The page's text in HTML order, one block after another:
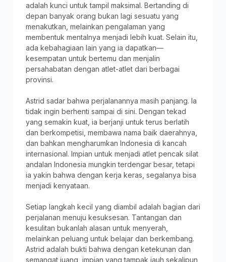
adalah kunci untuk tampil maksimal. Bertanding di
depan banyak orang bukan lagi sesuatu yang
menakutkan, melainkan pengalaman yang
membentuk mentalnya menjadi lebih kuat. Selain itu,
ada kebahagiaan lain yang ia dapatkan—
kesempatan untuk bertemu dan menjalin
persahabatan dengan atlet-atlet dari berbagai
provinsi.
Astrid sadar bahwa perjalanannya masih panjang. Ia
tidak ingin berhenti sampai di sini. Dengan tekad
yang semakin kuat, ia berjanji untuk terus berlatih
dan berkompetisi, membawa nama baik daerahnya,
dan bahkan mengharumkan Indonesia di kancah
internasional. Impian untuk menjadi atlet pencak silat
andalan Indonesia mungkin terdengar besar, tetapi
ia yakin bahwa dengan kerja keras, segalanya bisa
menjadi kenyataan.
Setiap langkah kecil yang diambil adalah bagian dari
perjalanan menuju kesuksesan. Tantangan dan
kesulitan bukanlah alasan untuk menyerah,
melainkan peluang untuk belajar dan berkembang.
Astrid adalah bukti bahwa dengan ketekunan dan
semangat juang, impian yang tampak jauh sekalipun